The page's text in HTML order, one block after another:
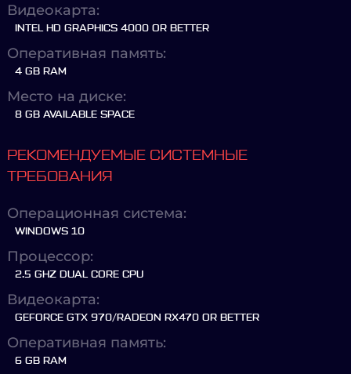
Видеокарта:
INTEL HD GRAPHICS 4000 OR BETTER
Оперативная память:
4 GB RAM
Место на диске:
8 GB AVAILABLE SPACE
РЕКОМЕНДУЕМЫЕ СИСТЕМНЫЕ
ТРЕБОВАНИЯ
Операционная система:
WINDOWS 10
Процессор:
2.5 GHZ DUAL CORE CPU
Видеокарта:
GEFORCE GTX 970/RADEON RX470 OR BETTER
Оперативная память:
6 GB RAM